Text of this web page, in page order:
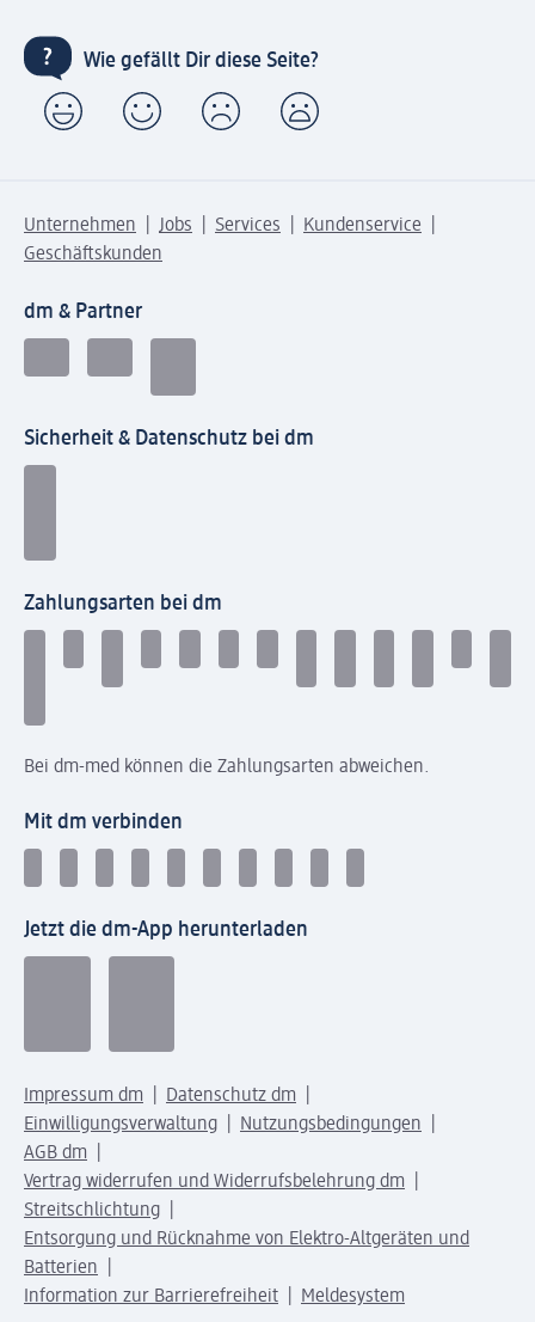
Wie gefällt Dir diese Seite?
Unternehmen Jobs Services
Kundenservice
Geschäftskunden
dm & Partner
Sicherheit & Datenschutz bei dm
Zahlungsarten bei dm
Bei dm-med können die Zahlungsarten abweichen.
Mit dm verbinden
Jetzt die dm-App herunterladen
Impressum dm
Datenschutz dm
Einwilligungsverwaltung
Nutzungsbedingungen
AGB dm
Vertrag widerrufen und Widerrufsbelehrung dm
Streitschlichtung
Entsorgung und Rücknahme von Elektro-Altgeräten und
Batterien
Information zur Barrierefreiheit
Meldesystem